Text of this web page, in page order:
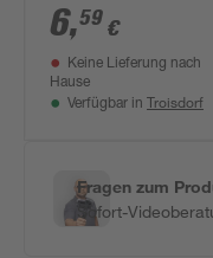
6,59 €
Keine Lieferung nach
Hause
Verfügbar in Troisdorf
Fragen zum
Sofort-